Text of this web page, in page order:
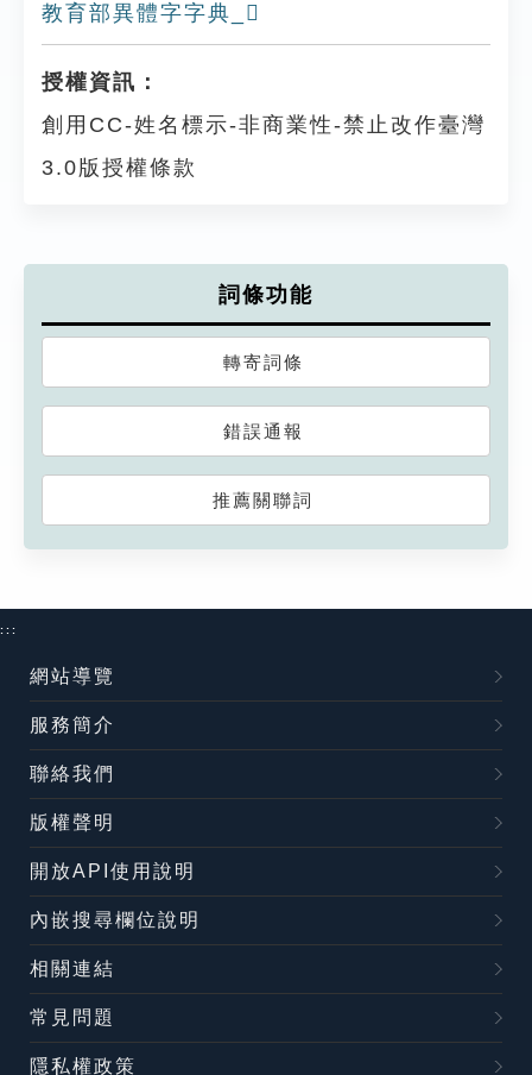
教育部異體字字典_𡘷
授權資訊：
創用CC-姓名標示-非商業性-禁止改作臺灣
3.0版授權條款
詞條功能
轉寄詞條
錯誤通報
推薦關聯詞
:::
網站導覽
服務簡介
聯絡我們
版權聲明
開放API使用說明
內嵌搜尋欄位說明
相關連結
常見問題
隱私權政策